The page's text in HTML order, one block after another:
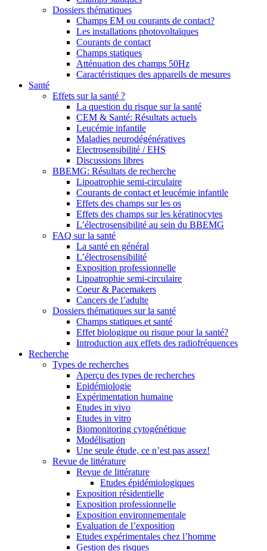
Dossiers thématiques
Champs EM ou courants de contact?
Les installations photovoltaïques
Courants de contact
Champs statiques
Atténuation des champs 50Hz
Caractéristiques des appareils de mesures
Santé
Effets sur la santé ?
La question du risque sur la santé
CEM & Santé: Résultats actuels
Leucémie infantile
Maladies neurodégénératives
Electrosensibilité / EHS
Discussions libres
BBEMG: Résultats de recherche
Lipoatrophie semi-circulaire
Courants de contact et leucémie infantile
Effets des champs sur les os
Effets des champs sur les kératinocytes
L’électrosensibilité au sein du BBEMG
FAQ sur la santé
La santé en général
L’électrosensibilité
Exposition professionnelle
Lipoatrophie semi-circulaire
Coeur & Pacemakers
Cancers de l’adulte
Dossiers thématiques sur la santé
Champs statiques et santé
Effet biologique ou risque pour la santé?
Introduction aux effets des radiofréquences
Recherche
Types de recherches
Aperçu des types de recherches
Epidémiologie
Expérimentation humaine
Etudes in vivo
Etudes in vitro
Biomonitoring cytogénétique
Modélisation
Une seule étude, ce n’est pas assez!
Revue de littérature
Revue de littérature
Etudes épidémiologiques
Exposition résidentielle
Exposition professionnelle
Exposition environnementale
Evaluation de l’exposition
Etudes expérimentales chez l’homme
Gestion des risques